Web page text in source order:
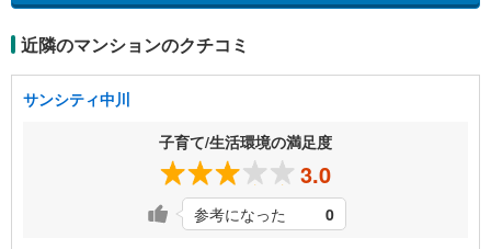
近隣のマンションのクチコミ
サンシティ中川
子育て/生活環境の満足度
3.0
参考になった 0